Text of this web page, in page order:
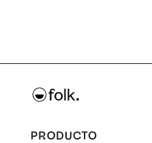
PRODUCTO